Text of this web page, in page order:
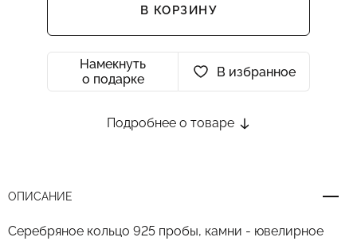
В КОРЗИНУ
Намекнуть
о подарке
В избранное
Подробнее о товаре
ОПИСАНИЕ
Серебряное кольцо 925 пробы, камни - ювелирное